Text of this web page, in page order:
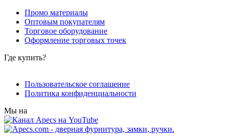
Промо материалы
Оптовым покупателям
Торговое оборудование
Оформление торговых точек
Где купить?
Пользовательское соглашение
Политика конфиденциальности
Мы на